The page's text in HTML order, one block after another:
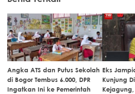
Angka ATS dan Putus Sekolah
di Bogor Tembus 6.000, DPR
Ingatkan Ini ke Pemerintah
Eks
Kunjung